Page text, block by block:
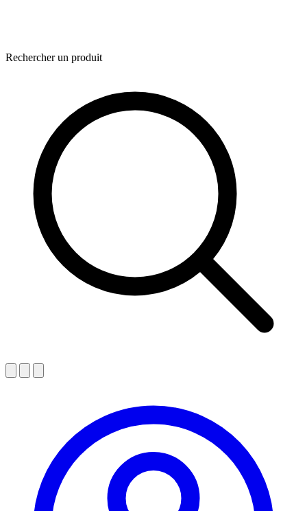
Rechercher un produit